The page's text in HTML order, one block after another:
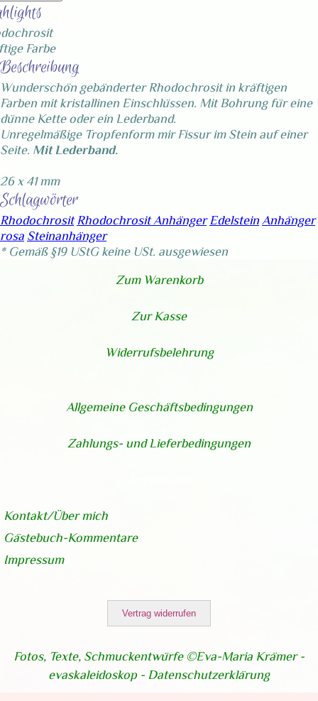
Farbe
Beschreibung
Wunderschön gebänderter Rhodochrosit in kräftigen
Farben mit kristallinen Einschlüssen. Mit Bohrung für eine
dünne Kette oder ein Lederband.
Unregelmäßige Tropfenform mir Fissur im Stein auf einer
Seite. Mit Lederband.
26 x 41 mm
Schlagwörter
Rhodochrosit Rhodochrosit Anhänger Edelstein Anhänger
rosa Steinanhänger
* Gemäß §19 UStG keine USt. ausgewiesen
Zum Warenkorb
Zur Kasse
Widerrufsbelehrung
Allgemeine Geschäftsbedingungen
Zahlungs- und Lieferbedingungen
Kontakt/Über mich
Gästebuch-Kommentare
Impressum
Vertrag widerrufen
Fotos, Texte, Schmuckentwürfe ©Eva-Maria Krämer -
evaskaleidoskop - Datenschutzerklärung